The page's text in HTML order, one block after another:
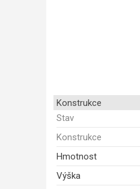
Konstrukce
Stav
Konstrukce
Hmotnost
Výška